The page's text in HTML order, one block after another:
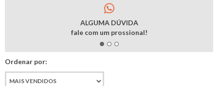
ALGUMA DÚVIDA
fale com um prossional!
Ordenar por: